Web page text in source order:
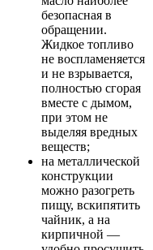
безопасная в
обращении.
Жидкое топливо
не воспламеняется
и не взрывается,
полностью сгорая
вместе с дымом,
при этом не
выделяя вредных
веществ;
на металлической
конструкции
можно разогреть
пищу, вскипятить
чайник, а на
кирпичной —